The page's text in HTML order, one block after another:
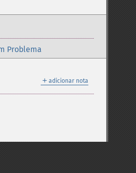
Problema
＋ adicionar nota